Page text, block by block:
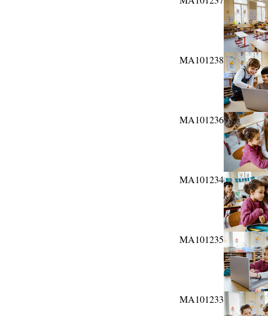
MA101238
MA101236
MA101234
MA101235
MA101233